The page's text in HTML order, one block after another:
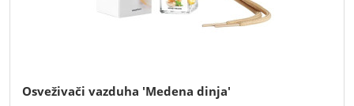
Osveživači vazduha 'Medena dinja'